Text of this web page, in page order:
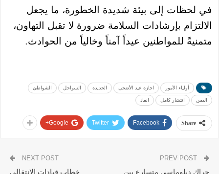
في لحظات إلى بيئة شديدة الخطورة، ما يجعل
الالتزام بإرشادات السلامة ضرورة لا تقبل التهاون،
متمنيةً للمواطنين عيداً آمناً وخالياً من الحوادث.
أولياء الأمور اجازة عيد الأضحى الحديدة السواحل الشواطئ
اليمن انتشار كامل انقاذ
Share
Facebook
Twitter
Google+
حراك دبلوماسي متسارع بين
NEXT POST
خطاب قيادات الانتقالي